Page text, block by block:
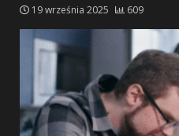
19 września 2025 609